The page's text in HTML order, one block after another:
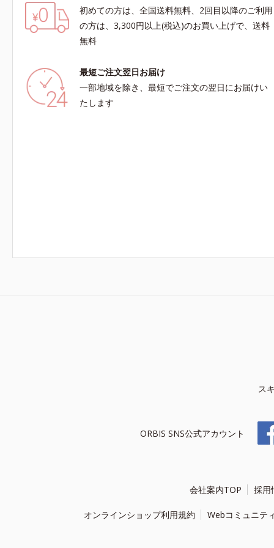
初めての方は、全国送料無料、2回目以降のご利用
の方は、3,300円以上(税込)のお買い上げで、送料
無料
最短ご注文翌日お届け
一部地域を除き、最短でご注文の翌日にお届けい
たします
ス
ORBIS SNS公式アカウント
会社案内TOP 採用
オンラインショップ利用規約 Webコミュニテ